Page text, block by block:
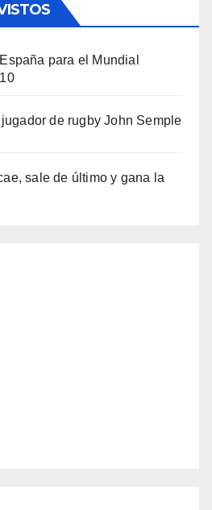
para el Mundial
de rugby John Semple
sale de último y gana la